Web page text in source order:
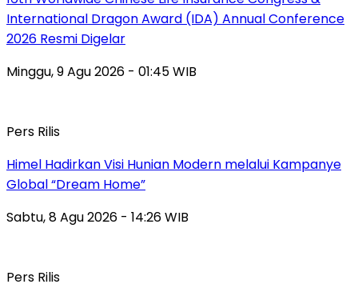
International Dragon Award (IDA) Annual Conference
2026 Resmi Digelar
Minggu, 9 Agu 2026 - 01:45 WIB
Pers Rilis
Himel Hadirkan Visi Hunian Modern melalui Kampanye
Global “Dream Home”
Sabtu, 8 Agu 2026 - 14:26 WIB
Pers Rilis